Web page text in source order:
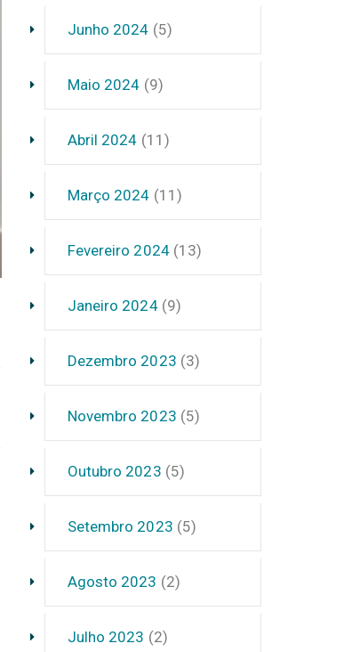
Junho 2024 (5)
Maio 2024 (9)
Abril 2024 (11)
Março 2024 (11)
Fevereiro 2024(13)
Janeiro 2024(9)
Dezembro 2023 (3)
Novembro 2023 (5)
Outubro 2023 (5)
Setembro 2023 (5)
Agosto 2023 (2)
Julho 2023 (2)